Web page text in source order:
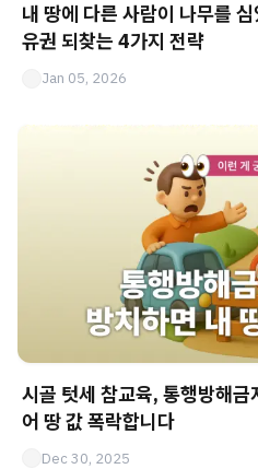
내 땅에 다른 사람이 나무를
유권 되찾는 4가지 전략
Jan 05, 2026
시골 텃세 참교육, 통행방해
어 땅 값 폭락합니다
Dec 30, 2025